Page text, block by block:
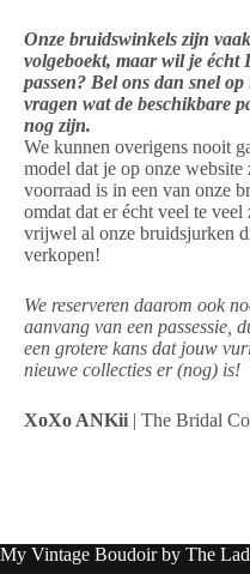
Onze bruidswinkels zijn
volgeboekt, maar wil je
passen? Bel ons dan snel op
vragen wat de beschikbare
nog zijn.
We kunnen overigens nooit
model dat je op onze
voorraad is in een van onze
omdat dat er écht veel te
vrijwel al onze bruidsjurken
verkopen!
We reserveren daarom ook
aanvang van een passessie,
een grotere kans dat jouw
nieuwe collecties er (nog) is!
XoXo ANKii | The Bridal
My Vintage Boudoir by The